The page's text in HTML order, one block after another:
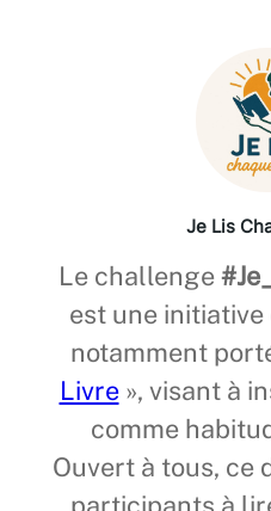
Je Lis
Le challenge
est une
notamment
Livre», visant à
comme
Ouvert à tous, ce